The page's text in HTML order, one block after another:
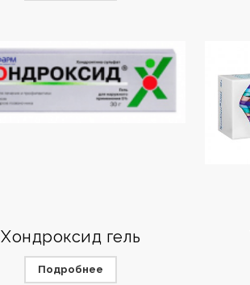
Хондроксид гель
Подробнее